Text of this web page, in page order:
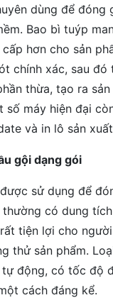
dùng để đóng
Bao bì tuýp
hơn cho sản
chính xác, sau đó
thừa, tạo ra sản
số máy hiện đại
và in lô sản
gội dạng gói
sử dụng để
có dung
tiện lợi cho
thử sản phẩm.
động, có tốc độ
cách đáng kể.